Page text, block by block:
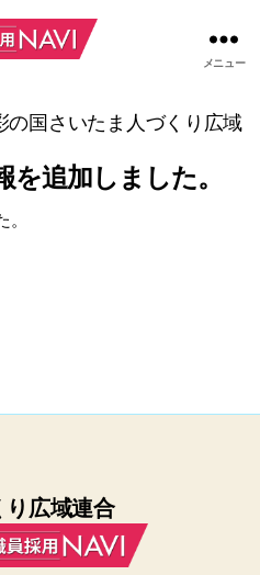
メニュー
の国さいたま人づくり広域
を追加しました。
り広域連合